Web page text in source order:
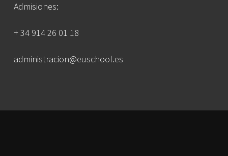
Admisiones:
+ 34 914 26 01 18
administracion@euschool.es